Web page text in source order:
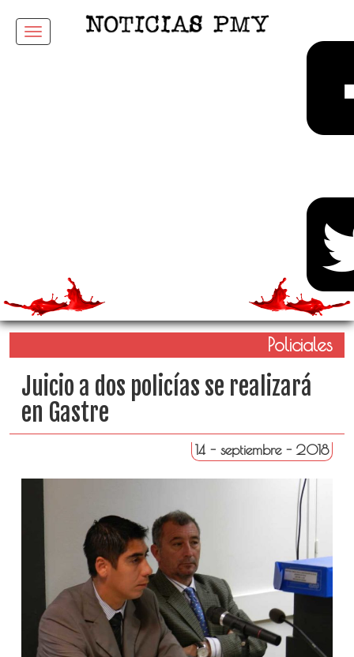
Menu
Policiales
Juicio a dos policías se realizará
en Gastre
14 - septiembre - 2018